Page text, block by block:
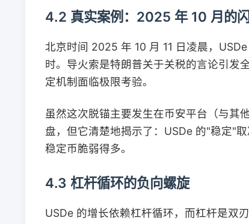
4.2 真实案例：2025 年 10 月的
北京时间 2025 年 10 月 11 日凌晨，
时。导火索是特朗普关于关税的言论引发
定机制面临极限考验。
虽然这次脱锚主要发生在币安平台（与其
盘，但它清楚地揭示了：USDe 的"稳定"
稳定币脆弱得多。
4.3 杠杆循环的负向螺旋
USDe 的增长依赖杠杆循环，而杠杆是双刃